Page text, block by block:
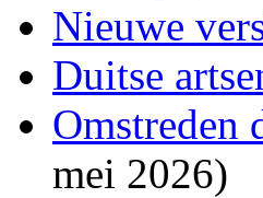
Nieuwe
Duitse
Omstreden
mei 2026)